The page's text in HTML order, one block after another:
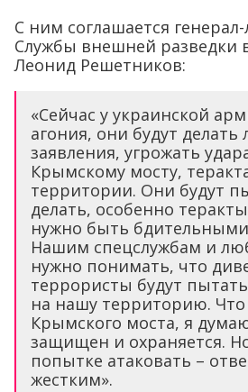
С ним соглашается
Службы внешней разведки
Леонид Решетников:
«Сейчас у украинской
агония, они будут
заявления, угрожать
Крымскому мосту,
территории. Они будут
делать, особенно
нужно быть бдительными
Нашим спецслужбам и
нужно понимать, что
террористы будут
на нашу территорию. Что
Крымского моста, я
защищен и охраняется.
попытке атаковать –
жестким».